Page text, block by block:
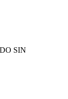
SIN